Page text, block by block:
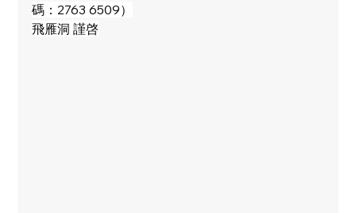
碼：2763 6509）
飛雁洞 謹啓